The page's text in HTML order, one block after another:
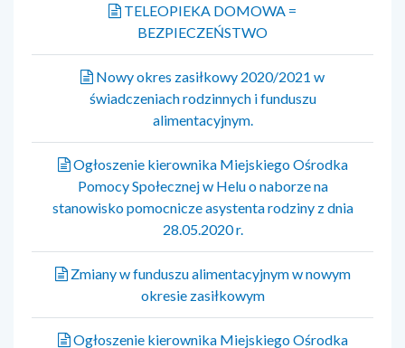
TELEOPIEKA DOMOWA =
BEZPIECZEŃSTWO
Nowy okres zasiłkowy 2020/2021 w
świadczeniach rodzinnych i funduszu
alimentacyjnym.
Ogłoszenie kierownika Miejskiego Ośrodka
Pomocy Społecznej w Helu o naborze na
stanowisko pomocnicze asystenta rodziny z dnia
28.05.2020 r.
Zmiany w funduszu alimentacyjnym w nowym
okresie zasiłkowym
Ogłoszenie kierownika Miejskiego Ośrodka